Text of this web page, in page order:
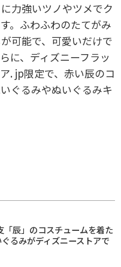
力強いツノやツメでク
。ふわふわのたてがみ
可能で、可愛いだけで
に、ディズニーフラッ
. jp限定で、赤い辰のコ
ぐるみやぬいぐるみキ
「辰」のコスチュームを着た
るみがディズニーストアで